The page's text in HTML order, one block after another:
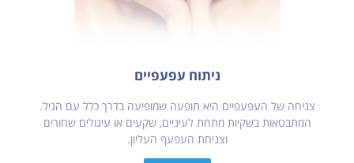
ניתוח עפעפיים
צניחה של העפעפיים היא תופעה שמופיעה בדרך כלל עם הגיל.
המתבטאות בשקיות מתחת לעיניים, שקעים או עיגולים שחורים
וצניחת העפעף העליון.